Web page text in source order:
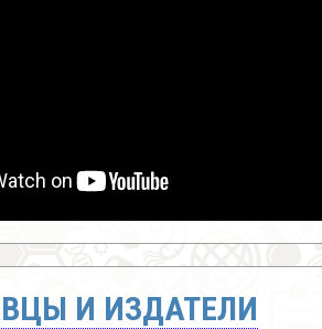
И ИЗДАТЕЛИ